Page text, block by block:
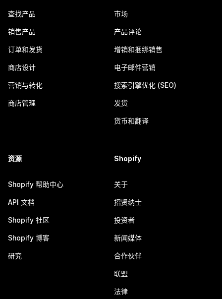
查找产品
销售产品
订单和发货
商店设计
营销与转化
商店管理
市场
产品评论
增销和捆绑销售
电子邮件营销
搜索引擎优化 (SEO)
发货
货币和翻译
资源
Shopify 帮助中心
API 文档
Shopify 社区
Shopify 博客
研究
Shopify
关于
招贤纳士
投资者
新闻媒体
合作伙伴
联盟
法律